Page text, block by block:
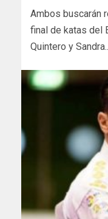
Ambos buscarán
final de katas del
Quintero y